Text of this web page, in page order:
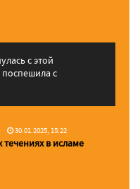
с этой
с
30.01.2025, 15:22
в исламе